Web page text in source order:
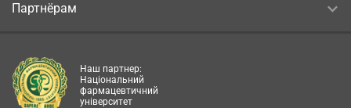
Партнёрам
Наш партнер:
Національний
фармацевтичний
університет